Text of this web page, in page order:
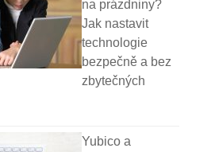
na prázdniny?
Jak nastavit
technologie
bezpečně a bez
zbytečných
Yubico a